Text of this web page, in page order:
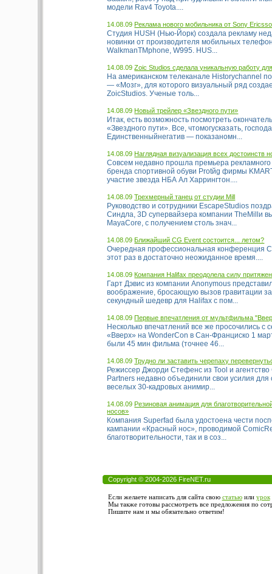
модели Rav4 Toyota....
14.08.09Реклама нового мобильника от Sony
Студия HUSH (Нью-Йорк) создала рекламу
новинки от производителя мобильных
WalkmanTMphone, W995. HUS...
14.08.09Zoic Studios сделала уникальную работу
На американском телеканале Historychannel
— «Мозг», для которого визуальный ряд
ZoicStudios. Ученые толь...
14.08.09Новый трейлер «Звездного пути»
Итак, есть возможность посмотреть
«Звездного пути». Все, чтомогусказать,
Единственныйнегатив — показаномн...
14.08.09Наглядная визуализация всех достоинств
Совсем недавно прошла премьера рекламного
бренда спортивной обуви Protйg фирмы
участие звезда НБА Ал Харрингтон....
14.08.09Трехмерный танец от студии Mill
Руководство и сотрудники EscapeStudios
Синдла, 3D супервайзера компании TheMillи
MayaCore, с получением столь знач...
14.08.09Ближайший CG Event состоится... летом?
Очередная профессиональная конференция
этот раз в достаточно неожиданное время....
14.08.09Компания Halifax преодолела силу
Гарт Дэвис из компании Anonymous
воображение, бросающую вызов гравитации
секундный шедевр для Halifax с пом...
14.08.09Первые впечатления от мультфильма
Несколько впечатлений все же просочились с
«Вверх» на WonderCon в Сан-Франциско 1
были 45 мин фильма (точнее 46...
14.08.09Трудно ли заставить черепаху
Режиссер Джорди Стефенс из Tool и
Partners недавно объединили свои усилия для
веселых 30-кадровых анимир...
14.08.09Резиновая анимация для
носов»
Компания Superfad была удостоена чести
кампании «Красный нос», проводимой
благотворительности, так и в соз...
Copyright © 2004-2026 FireNET.ru
Если желаете написать для сайта свою статьюили урок
Мы также готовы рассмотреть все предложения по
Пишите нам и мы обязательно ответим!